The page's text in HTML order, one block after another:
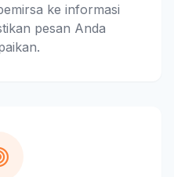
ke informasi
pesan Anda